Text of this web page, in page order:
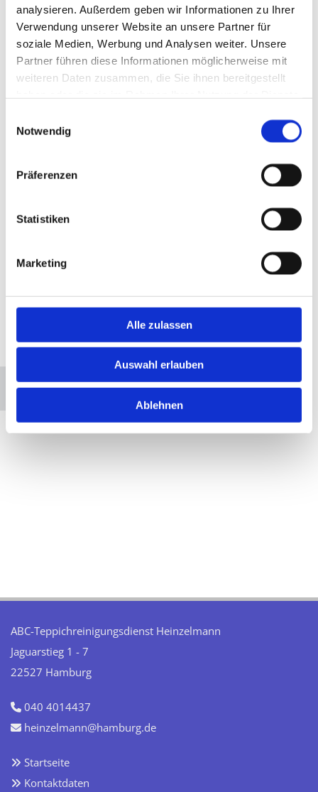
analysieren. Außerdem geben wir Informationen zu Ihrer
Verwendung unserer Website an unsere Partner für
soziale Medien, Werbung und Analysen weiter. Unsere
Partner führen diese Informationen möglicherweise mit
weiteren Daten zusammen, die Sie ihnen bereitgestellt
Notwendig
Präferenzen
Statistiken
Marketing
Alle zulassen
Auswahl erlauben
Ablehnen
Ich habe die Datenschutzerklärung zur Kenntnis
Speicherung und Verarbeitung meiner eingegebenen
Daten zur Beantwortung meiner Anfrage zu. *
Bitte akzeptieren Sie Marketing-Cookies, um
diese Karte anzuzeigen.
Accept cookies
ABC-Teppichreinigungsdienst Heinzelmann
Jaguarstieg 1 - 7
22527 Hamburg
 040 4014437
 heinzelmann@hamburg.de
 Startseite
 Kontaktdaten